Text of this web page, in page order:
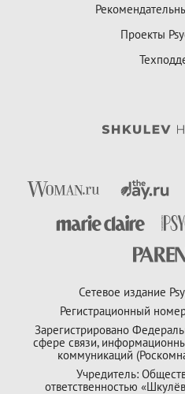
Проекты
Сетевое издание
Регистрационный
Зарегистрировано
сфере связи,
коммуникаций
Учредитель:
ответственностью